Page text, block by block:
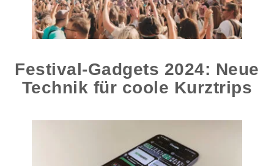
Festival-Gadgets 2024: Neue
Technik für coole Kurztrips